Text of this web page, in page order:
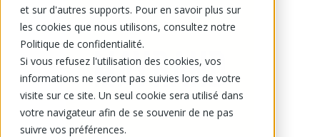
et sur d'autres supports. Pour en savoir plus sur
les cookies que nous utilisons, consultez notre
Politique de confidentialité.
Si vous refusez l'utilisation des cookies, vos
informations ne seront pas suivies lors de votre
visite sur ce site. Un seul cookie sera utilisé dans
votre navigateur afin de se souvenir de ne pas
suivre vos préférences.